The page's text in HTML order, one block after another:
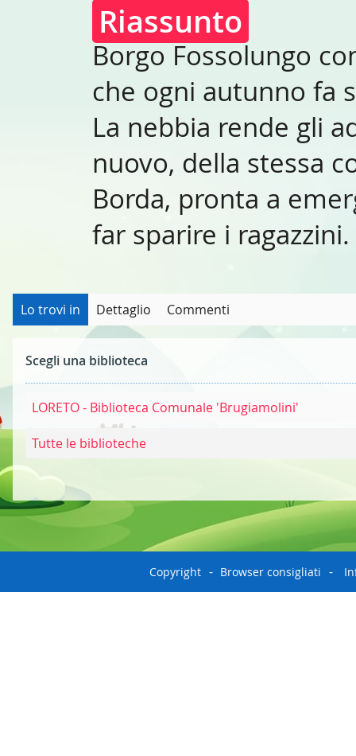
Riassunto
Borgo Fossolungo
che ogni autunno fa
La nebbia rende gli
nuovo, della stessa
Borda, pronta a
far sparire i ragazzini.
Lo trovi in Dettaglio Commenti
Scegli una biblioteca
LORETO - Biblioteca Comunale 'Brugiamolini'
Tutte le biblioteche
Copyright Browser consigliati